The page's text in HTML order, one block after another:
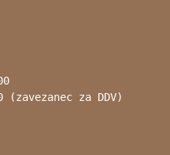
za DDV)